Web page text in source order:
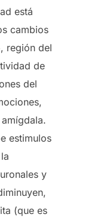
está
cambios
región del
de
del
estimulos
y
(que es